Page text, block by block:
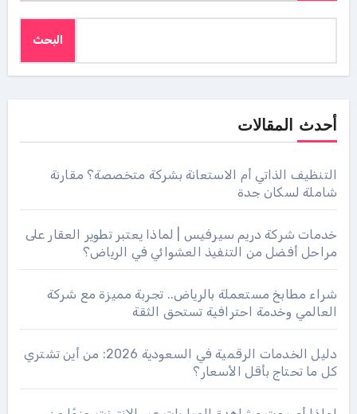
البحث
أحدث المقالات
التنظيف الذاتي أم الاستعانة بشركة متخصصة؟ مقارنة
شاملة لسكان جدة
خدمات شركة دريم سيرفيس | لماذا يعتبر تطوير العقار على
مراحل أفضل من التنفيذ العشوائي في الرياض؟
شراء مطابخ مستعملة بالرياض.. تجربة مميزة مع شركة
العالمي وخدمة احترافية تستحق الثقة
دليل الخدمات الرقمية في السعودية 2026: من أين تشتري
كل ما تحتاج بأقل الأسعار؟